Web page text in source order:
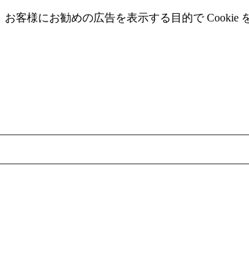
客様にお勧めの広告を表⽰する⽬的で Cookie